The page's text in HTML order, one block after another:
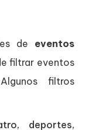
de eventos
filtrar eventos
filtros
deportes,